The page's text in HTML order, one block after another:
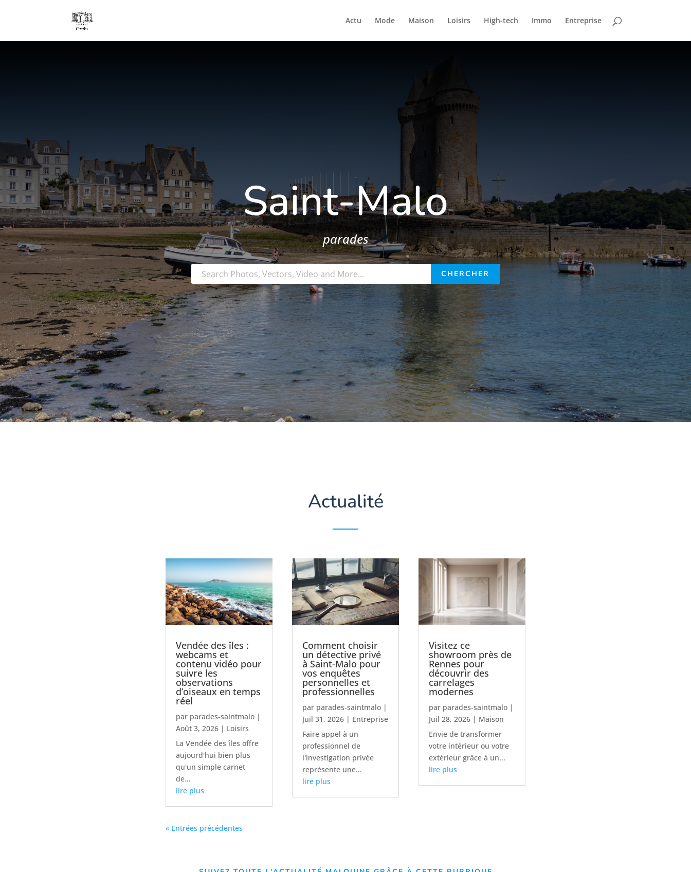
Actu Mode Maison Loisirs High-tech Immo Entreprise
Saint-Malo
parades
Actualité
Vendée des îles :
webcams et
contenu vidéo pour
suivre les
observations
d’oiseaux en temps
réel
par parades-saintmalo |
Août 3, 2026 | Loisirs
La Vendée des îles offre
aujourd'hui bien plus
qu'un simple carnet
de...
lire plus
Comment choisir
un détective privé
à Saint-Malo pour
vos enquêtes
personnelles et
professionnelles
par parades-saintmalo |
Juil 31, 2026 | Entreprise
Faire appel à un
professionnel de
l'investigation privée
représente une...
lire plus
Visitez ce
showroom près de
Rennes pour
découvrir des
carrelages
modernes
par parades-saintmalo |
Juil 28, 2026 | Maison
Envie de transformer
votre intérieur ou votre
extérieur grâce à un...
lire plus
« Entrées précédentes